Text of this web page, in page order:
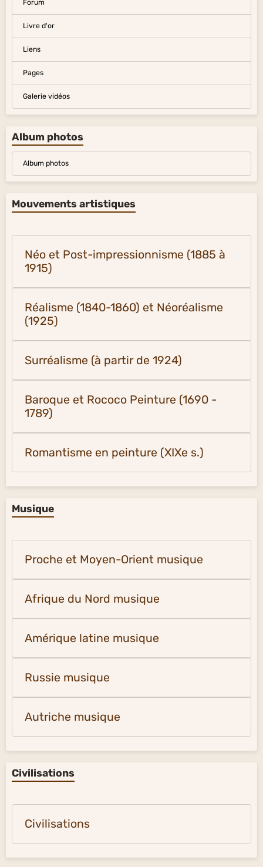
Forum
Livre d'or
Liens
Pages
Galerie vidéos
Album photos
Album photos
Mouvements artistiques
Néo et Post-impressionnisme (1885 à
1915)
Réalisme (1840-1860) et Néoréalisme
(1925)
Surréalisme (à partir de 1924)
Baroque et Rococo Peinture (1690 -
1789)
Romantisme en peinture (XIXe s.)
Musique
Proche et Moyen-Orient musique
Afrique du Nord musique
Amérique latine musique
Russie musique
Autriche musique
Civilisations
Civilisations